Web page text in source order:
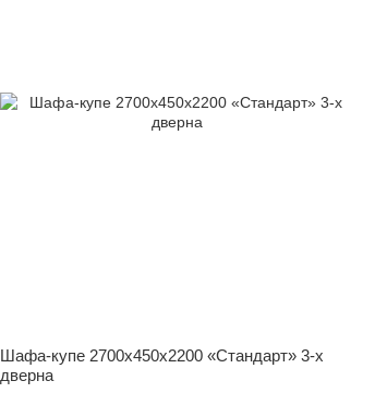
Шафа-купе 2700x450x2200 «Стандарт» 3-х
дверна